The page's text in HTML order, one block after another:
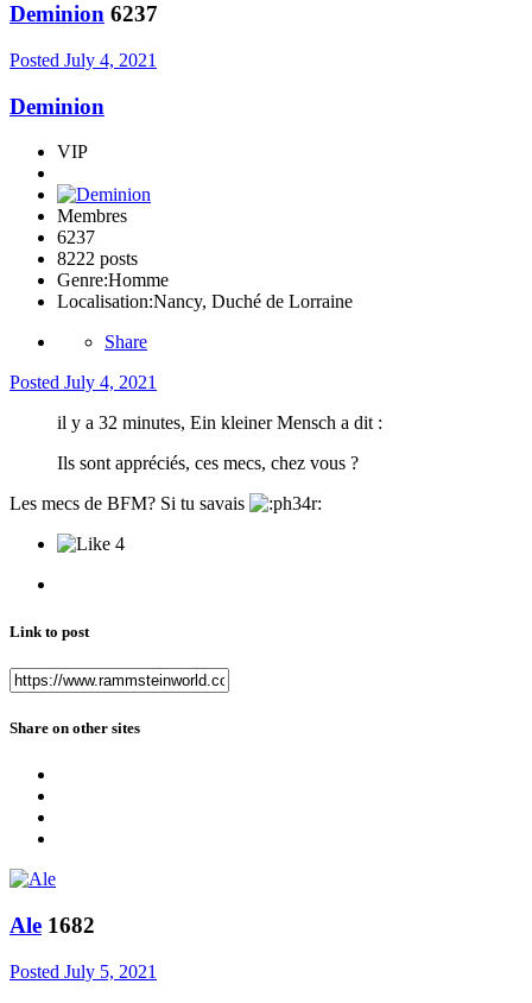
Deminion 6237
Posted July 4, 2021
Deminion
VIP
Membres
6237
8222 posts
Genre:Homme
Localisation:Nancy, Duché de Lorraine
Share
Posted July 4, 2021
il y a 32 minutes, Ein kleiner Mensch a dit :
Ils sont appréciés, ces mecs, chez vous ?
Les mecs de BFM? Si tu savais
4
Link to post
Share on other sites
Ale 1682
Posted July 5, 2021